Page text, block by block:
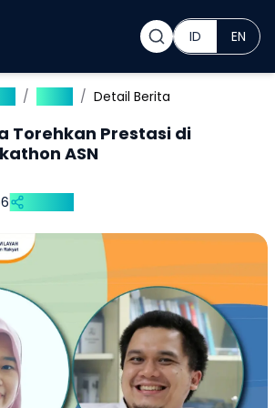
menu ID EN
/ / Detail Berita
Torehkan Prestasi di
ASN